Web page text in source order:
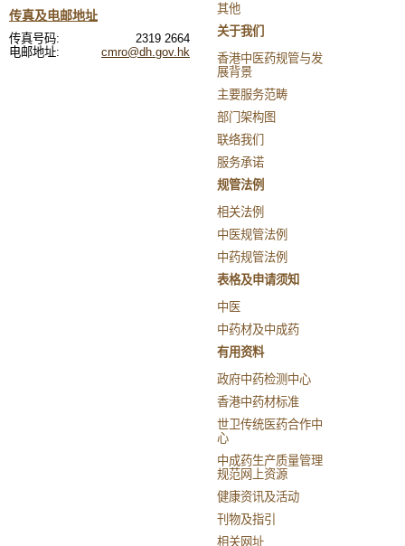
传真及电邮地址
传真号码:
2319 2664
电邮地址:
cmro@dh.gov.hk
其他
关于我们
香港中医药规管与发
展背景
主要服务范畴
部门架构图
联络我们
服务承诺
规管法例
相关法例
中医规管法例
中药规管法例
表格及申请须知
中医
中药材及中成药
有用资料
政府中药检测中心
香港中药材标准
世卫传统医药合作中
心
中成药生产质量管理
规范网上资源
健康资讯及活动
刊物及指引
相关网址